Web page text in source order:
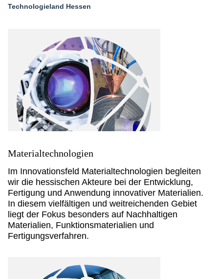
Technologieland Hessen
Materialtechnologien
Im Innovationsfeld Materialtechnologien begleiten
wir die hessischen Akteure bei der Entwicklung,
Fertigung und Anwendung innovativer Materialien.
In diesem vielfältigen und weitreichenden Gebiet
liegt der Fokus besonders auf Nachhaltigen
Materialien, Funktionsmaterialien und
Fertigungsverfahren.